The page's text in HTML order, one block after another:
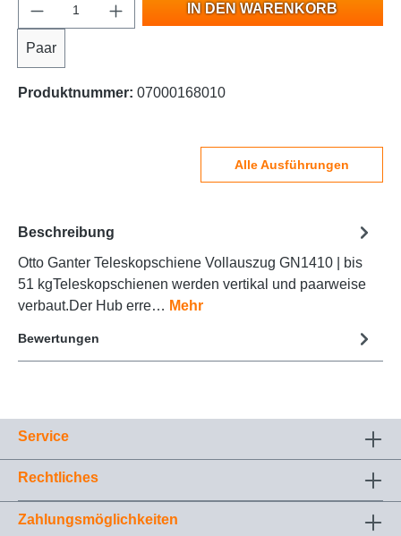
Paar
IN DEN WARENKORB
Produktnummer: 07000168010
Alle Ausführungen
Beschreibung
Otto Ganter Teleskopschiene Vollauszug GN1410 | bis
51 kgTeleskopschienen werden vertikal und paarweise
verbaut.Der Hub erre… Mehr
Bewertungen
Service
Rechtliches
Zahlungsmöglichkeiten